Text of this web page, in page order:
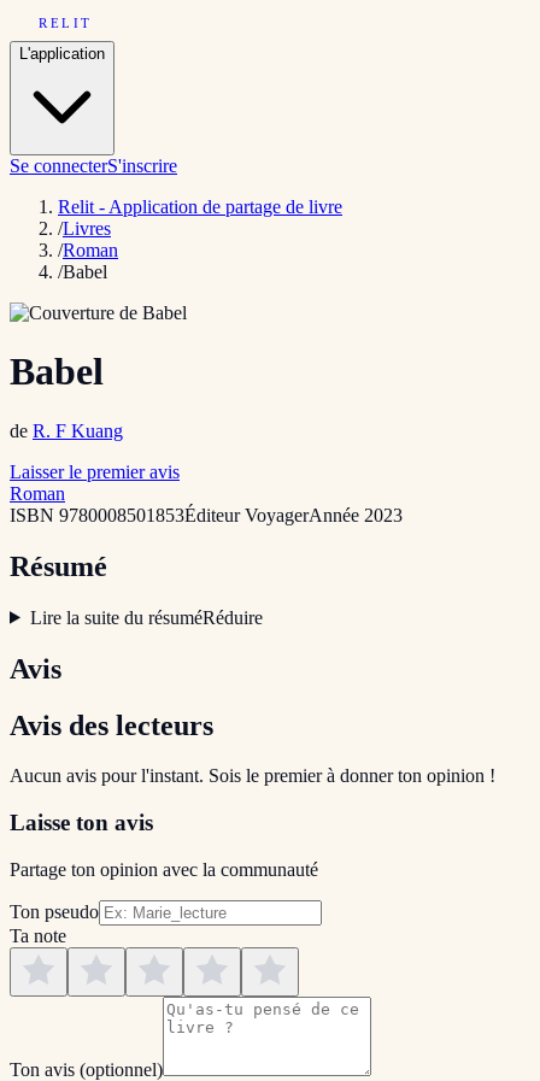
RELIT
L'application
Se connecterS'inscrire
Relit - Application de partage de livre
/Livres
/Roman
/Babel
Babel
de R. F Kuang
Laisser le premier avis
Roman
ISBN 9780008501853ÉditeurVoyagerAnnée 2023
Résumé
Lire la suite du résuméRéduire
Avis
Avis des lecteurs
Aucun avis pour l'instant. Sois le premier à donner ton opinion !
Laisse ton avis
Partage ton opinion avec la communauté
Ton pseudo
Ta note
Ton avis (optionnel)